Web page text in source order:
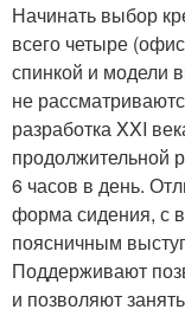
Начинать выбор
всего четыре
спинкой и модели
не
разработка XXI
продолжительной
6 часов в день.
форма сидения, с
поясничным
Поддерживают
и позволяют